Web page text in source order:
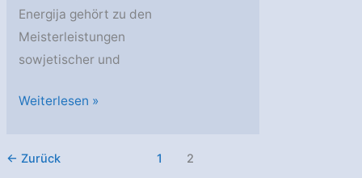
Energija gehört zu den
Meisterleistungen
sowjetischer und
Energija
Weiterlesen »
← Zurück 1 2